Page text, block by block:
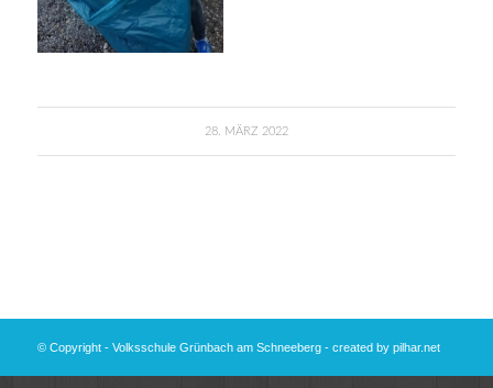
28. MÄRZ 2022
© Copyright - Volksschule Grünbach am Schneeberg - created by pilhar.net